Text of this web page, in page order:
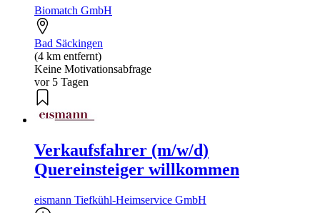
Biomatch GmbH
Bad Säckingen
(4 km entfernt)
Keine Motivationsabfrage
vor 5 Tagen
Verkaufsfahrer (m/w/d)
Quereinsteiger willkommen
eismann Tiefkühl-Heimservice GmbH